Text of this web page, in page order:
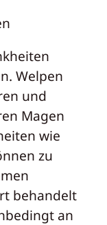
Welpen
und
Magen
wie
zu
behandelt
an